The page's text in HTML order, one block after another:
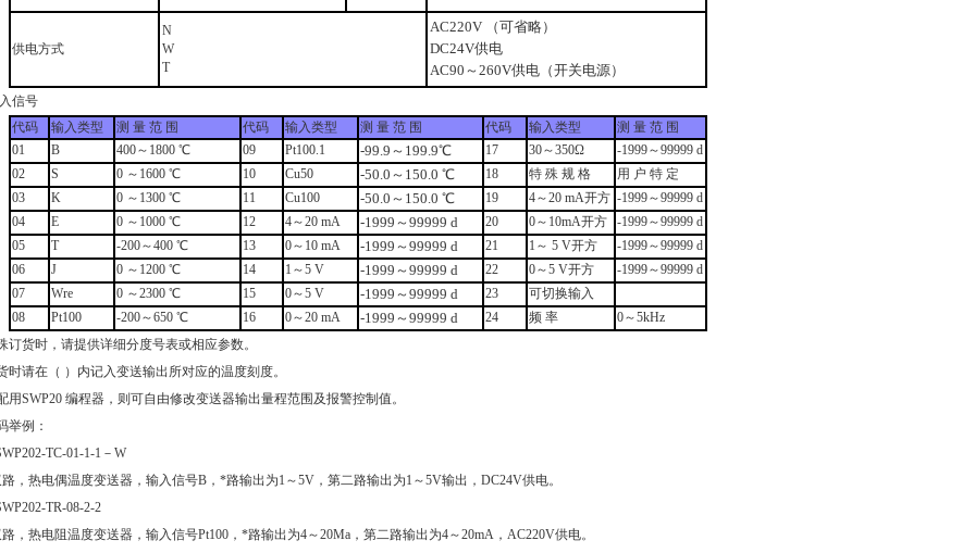
供电方式
N
W
T
AC220V （可省略）
DC24V供电
AC90～260V供电（开关电源）
信号
代码
输入类型 测 量 范 围 代码 输入类型 测 量 范 围 代码 输入类型
测 量 范 围
01
B 400～1800 ℃ 09 Pt100.1 -99.9～199.9℃ 17 30～350Ω
-1999～99999 d
02
S 0 ～1600 ℃ 10 Cu50 -50.0～150.0 ℃ 18 特 殊 规 格
用 户 特 定
03
K 0 ～1300 ℃ 11 Cu100 -50.0～150.0 ℃ 19 4～20 mA开方 -1999～99999 d
04
E 0 ～1000 ℃ 12 4～20 mA -1999～99999 d 20 0～10mA开方
-1999～99999 d
05
T -200～400 ℃ 13 0～10 mA -1999～99999 d 21 1～ 5 V开方
-1999～99999 d
06
J 0 ～1200 ℃ 14 1～5 V -1999～99999 d 22 0～5 V开方
-1999～99999 d
07
Wre 0 ～2300 ℃ 15 0～5 V -1999～99999 d 23
可切换输入
08
Pt100 -200～650 ℃ 16 0～20 mA -1999～99999 d 24 频 率
0～5kHz
货时，请提供详细分度号表或相应参数。
请在（ ）内记入变送输出所对应的温度刻度。
SWP20 编程器，则可自由修改变送器输出量程范围及报警控制值。
例：
TC-01-1-1－W
热电偶温度变送器，输入信号B，*路输出为1～5V，第二路输出为1～5V输出，DC24V供电。
TR-08-2-2
热电阻温度变送器，输入信号Pt100，*路输出为4～20Ma，第二路输出为4～20mA，AC220V供电。